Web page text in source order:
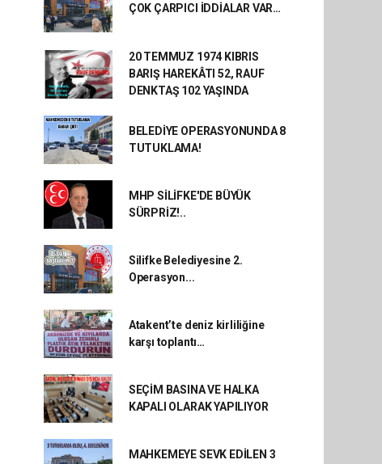
ÇOK ÇARPICI İDDİALAR VAR…
20 TEMMUZ 1974 KIBRIS
BARIŞ HAREKÂTI 52, RAUF
DENKTAŞ 102 YAŞINDA
BELEDİYE OPERASYONUNDA 8
TUTUKLAMA!
MHP SİLİFKE'DE BÜYÜK
SÜRPRİZ!..
Silifke Belediyesine 2.
Operasyon...
Atakent’te deniz kirliliğine
karşı toplantı…
SEÇİM BASINA VE HALKA
KAPALI OLARAK YAPILIYOR
MAHKEMEYE SEVK EDİLEN 3